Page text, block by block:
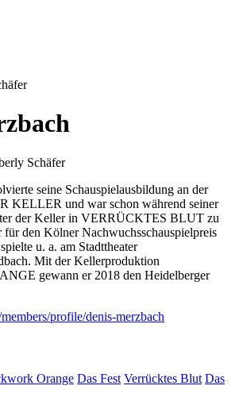
Schäfer
seine Schauspielausbildung an der
KELLER und war schon während seiner
der Keller in VERRÜCKTES BLUT zu
für den Kölner Nachwuchsschauspielpreis
u. a. am Stadttheater
Mit der Kellerproduktion
gewann er 2018 den Heidelberger
profile/denis-merzbach
Orange Das Fest Verrücktes Blut Das